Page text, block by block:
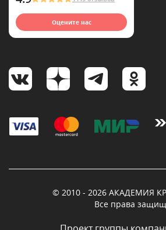
Оцените нас
© 2010 - 2026 АКАДЕМИЯ
Все права